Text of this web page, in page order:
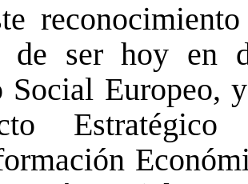
de ser hoy en
Social Europeo,